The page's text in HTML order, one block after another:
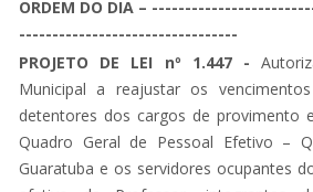
ORDEM DO DIA –
---------------------------------
PROJETO DE LEI nº 1.447 -
Municipal a reajustar os
detentores dos cargos de provimento
Quadro Geral de Pessoal Efetivo –
Guaratuba e os servidores ocupantes